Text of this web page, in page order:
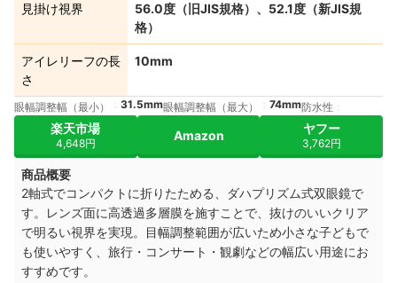
見掛け視界
56.0度（旧JIS規格）、52.1度（新JIS規
格）
アイレリーフの長
さ
10mm
眼幅調整幅（最小） 31.5mm眼幅調整幅（最大） 74mm防水性
楽天市場
4,648円
Amazon ヤフー
3,762円
商品概要
2軸式でコンパクトに折りたためる、ダハプリズム式双眼鏡で
す。レンズ面に高透過多層膜を施すことで、抜けのいいクリア
で明るい視界を実現。目幅調整範囲が広いため小さな子どもで
も使いやすく、旅行・コンサート・観劇などの幅広い用途にお
すすめです。